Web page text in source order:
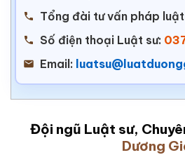
Tổng đài tư vấn pháp
Số điện thoại Luật sư:
Email:
Đội ngũ Luật sư,
Dương